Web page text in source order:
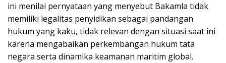
ini menilai pernyataan yang menyebut Bakamla tidak
memiliki legalitas penyidikan sebagai pandangan
hukum yang kaku, tidak relevan dengan situasi saat ini
karena mengabaikan perkembangan hukum tata
negara serta dinamika keamanan maritim global.